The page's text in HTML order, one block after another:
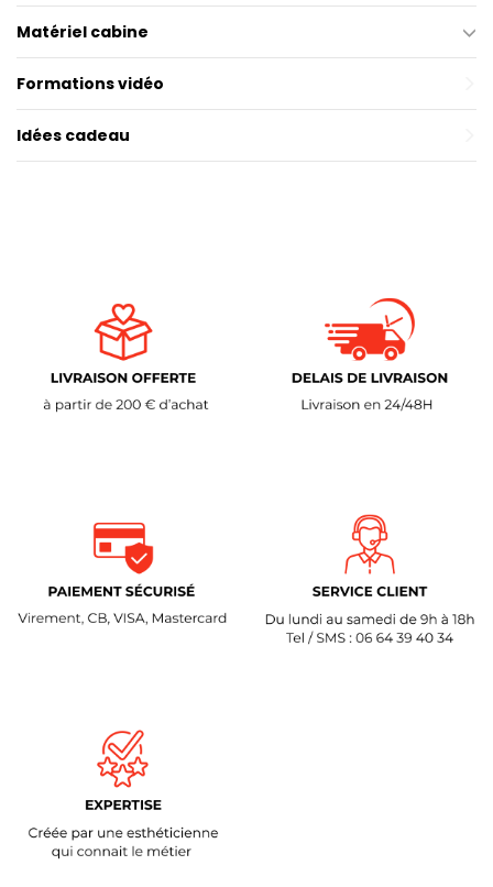
Matériel cabine
Formations vidéo
Idées cadeau